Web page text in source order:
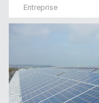
Entreprise